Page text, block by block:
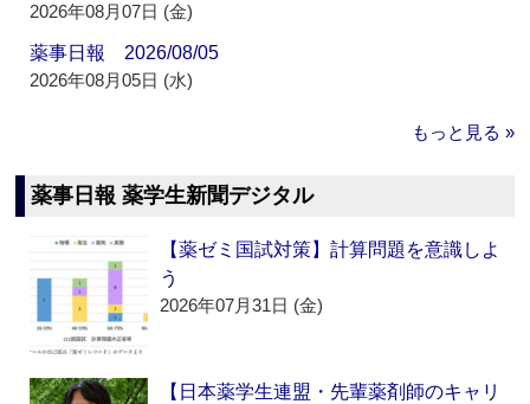
2026年08月07日 (金)
薬事日報 2026/08/05
2026年08月05日 (水)
もっと見る »
薬事日報 薬学生新聞デジタル
【薬ゼミ国試対策】計算問題を意識しよ
う
2026年07月31日 (金)
【日本薬学生連盟・先輩薬剤師のキャリ